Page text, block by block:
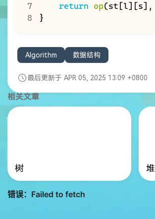
7
return op(st [l][s],
}
Algorithm 数据结构
最后更新于 APR 05, 2025 13:09 +0800
相关文章
树 堆